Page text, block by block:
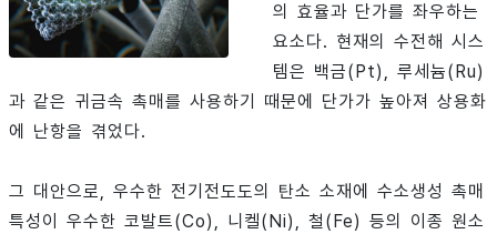
의 효율과 단가를 좌우하는
요소다. 현재의 수전해 시스
템은 백금(Pt), 루세늄(Ru)
과 같은 귀금속 촉매를 사용하기 때문에 단가가 높아져 상용화
에 난항을 겪었다.
그 대안으로, 우수한 전기전도도의 탄소 소재에 수소생성 촉매
특성이 우수한 코발트(Co), 니켈(Ni), 철(Fe) 등의 이종 원소